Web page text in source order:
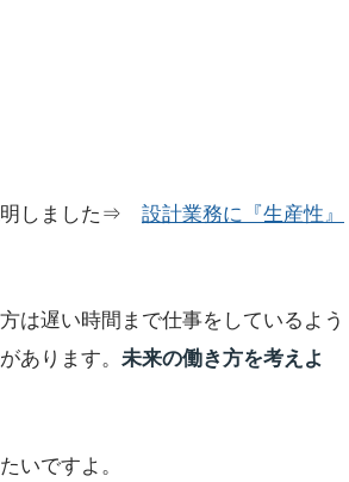
明しました⇒ 設計業務に『生産性』
は遅い時間まで仕事をしているよう
あります。 未来の働き方を考えよ
いですよ。